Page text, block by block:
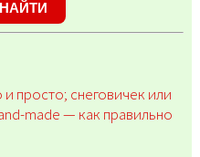
НАЙТИ
просто; снеговичек или
made — как правильно